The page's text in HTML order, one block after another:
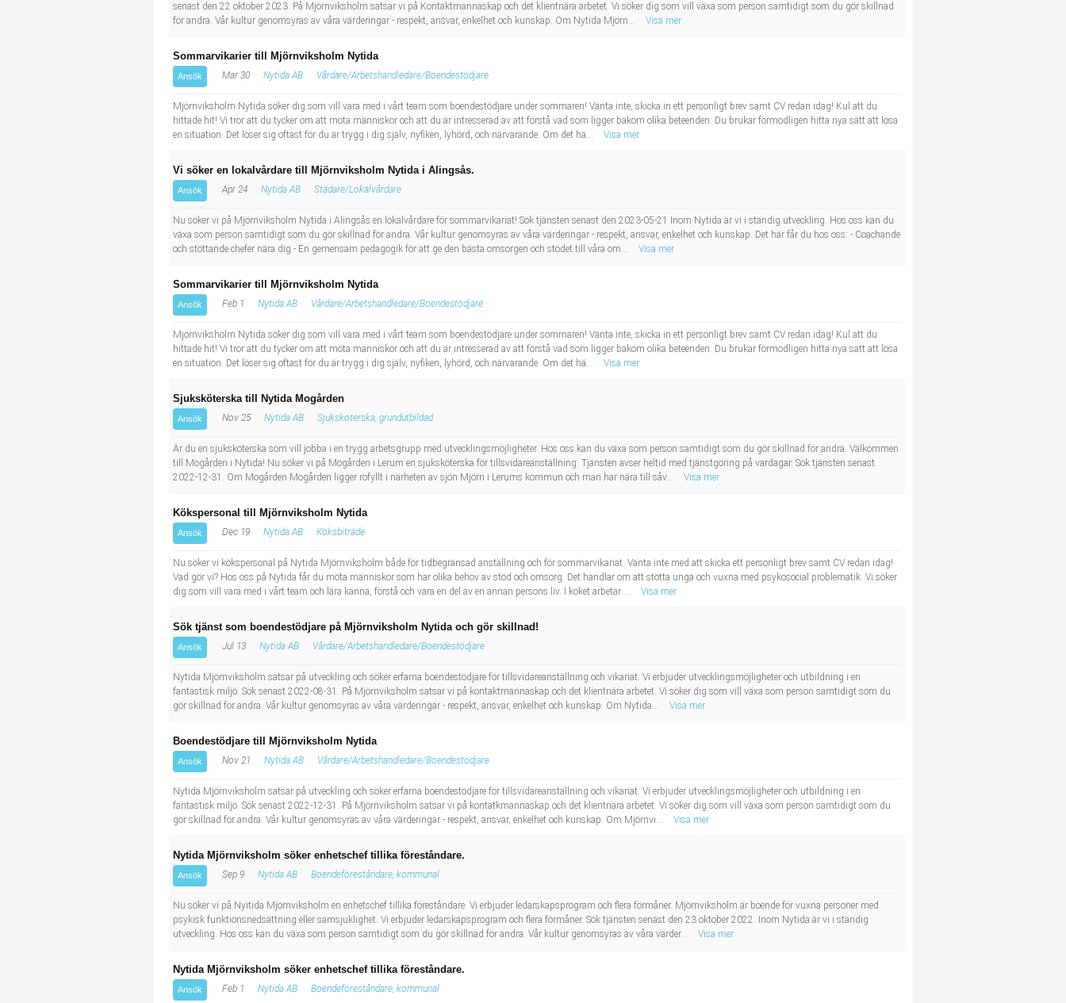
senast den 22 oktober 2023. På Mjörnviksholm satsar vi på Kontaktmannaskap och det klientnära arbetet. Vi söker dig som vill växa som person samtidigt som du gör skillnad
för andra. Vår kultur genomsyras av våra värderingar - respekt, ansvar, enkelhet och kunskap. Om Nytida Mjörn...
Visa mer
Sommarvikarier till Mjörnviksholm Nytida
Ansök Mar 30 Nytida AB Vårdare/Arbetshandledare/Boendestödjare
Mjörnviksholm Nytida söker dig som vill vara med i vårt team som boendestödjare under sommaren! Vänta inte, skicka in ett personligt brev samt CV redan idag! Kul att du
hittade hit! Vi tror att du tycker om att möta människor och att du är intresserad av att förstå vad som ligger bakom olika beteenden. Du brukar förmodligen hitta nya sätt att lösa
en situation. Det löser sig oftast för du är trygg i dig själv, nyfiken, lyhörd, och närvarande. Om det hä...
Visa mer
Vi söker en lokalvårdare till Mjörnviksholm Nytida i Alingsås.
Ansök Apr 24 Nytida AB Städare/Lokalvårdare
Nu söker vi på Mjörnviksholm Nytida i Alingsås en lokalvårdare för sommarvikariat! Sök tjänsten senast den 2023-05-21 Inom Nytida är vi i ständig utveckling. Hos oss kan du
växa som person samtidigt som du gör skillnad för andra. Vår kultur genomsyras av våra värderingar - respekt, ansvar, enkelhet och kunskap. Det här får du hos oss: - Coachande
och stöttande chefer nära dig - En gemensam pedagogik för att ge den bästa omsorgen och stödet till våra om...
Visa mer
Sommarvikarier till Mjörnviksholm Nytida
Ansök Feb 1 Nytida AB Vårdare/Arbetshandledare/Boendestödjare
Mjörnviksholm Nytida söker dig som vill vara med i vårt team som boendestödjare under sommaren! Vänta inte, skicka in ett personligt brev samt CV redan idag! Kul att du
hittade hit! Vi tror att du tycker om att möta människor och att du är intresserad av att förstå vad som ligger bakom olika beteenden. Du brukar förmodligen hitta nya sätt att lösa
en situation. Det löser sig oftast för du är trygg i dig själv, nyfiken, lyhörd, och närvarande. Om det hä...
Visa mer
Sjuksköterska till Nytida Mogården
Ansök Nov 25 Nytida AB Sjuksköterska, grundutbildad
Är du en sjuksköterska som vill jobba i en trygg arbetsgrupp med utvecklingsmöjligheter. Hos oss kan du växa som person samtidigt som du gör skillnad för andra. Välkommen
till Mogården i Nytida! Nu söker vi på Mogården i Lerum en sjuksköterska för tillsvidareanställning. Tjänsten avser heltid med tjänstgöring på vardagar. Sök tjänsten senast
2022-12-31. Om Mogården Mogården ligger rofyllt i närheten av sjön Mjörn i Lerums kommun och man har nära till såv...
Visa mer
Kökspersonal till Mjörnviksholm Nytida
Ansök Dec 19 Nytida AB Köksbiträde
Nu söker vi kökspersonal på Nytida Mjörnviksholm både för tidbegränsad anställning och för sommarvikariat. Vänta inte med att skicka ett personligt brev samt CV redan idag!
Vad gör vi? Hos oss på Nytida får du möta människor som har olika behov av stöd och omsorg. Det handlar om att stötta unga och vuxna med psykosocial problematik. Vi söker
dig som vill vara med i vårt team och lära känna, förstå och vara en del av en annan persons liv. I köket arbetar ...
Visa mer
Sök tjänst som boendestödjare på Mjörnviksholm Nytida och gör skillnad!
Ansök Jul 13 Nytida AB Vårdare/Arbetshandledare/Boendestödjare
Nytida Mjörnviksholm satsar på utveckling och söker erfarna boendestödjare för tillsvidareanställning och vikariat. Vi erbjuder utvecklingsmöjligheter och utbildning i en
fantastisk miljö. Sök senast 2022-08-31. På Mjörnviksholm satsar vi på kontaktmannaskap och det klientnära arbetet. Vi söker dig som vill växa som person samtidigt som du
gör skillnad för andra. Vår kultur genomsyras av våra värderingar - respekt, ansvar, enkelhet och kunskap. Om Nytida...
Visa mer
Boendestödjare till Mjörnviksholm Nytida
Ansök Nov 21 Nytida AB Vårdare/Arbetshandledare/Boendestödjare
Nytida Mjörnviksholm satsar på utveckling och söker erfarna boendestödjare för tillsvidareanställning och vikariat. Vi erbjuder utvecklingsmöjligheter och utbildning i en
fantastisk miljö. Sök senast 2022-12-31. På Mjörnviksholm satsar vi på kontatkmannaskap och det klientnära arbetet. Vi söker dig som vill växa som person samtidigt som du
gör skillnad för andra. Vår kultur genomsyras av våra värderingar - respekt, ansvar, enkelhet och kunskap. Om Mjörnvi...
Visa mer
Nytida Mjörnviksholm söker enhetschef tillika föreståndare.
Ansök Sep 9 Nytida AB Boendeföreståndare, kommunal
Nu söker vi på Nyitida Mjörnviksholm en enhetschef tillika föreståndare. Vi erbjuder ledarskapsprogram och flera förmåner. Mjörnviksholm är boende för vuxna personer med
psykisk funktionsnedsättning eller samsjuklighet. Vi erbjuder ledarskapsprogram och flera förmåner. Sök tjänsten senast den 23 oktober 2022. Inom Nytida är vi i ständig
utveckling. Hos oss kan du växa som person samtidigt som du gör skillnad för andra. Vår kultur genomsyras av våra värder...
Visa mer
Nytida Mjörnviksholm söker enhetschef tillika föreståndare.
Ansök Feb 1 Nytida AB Boendeföreståndare, kommunal